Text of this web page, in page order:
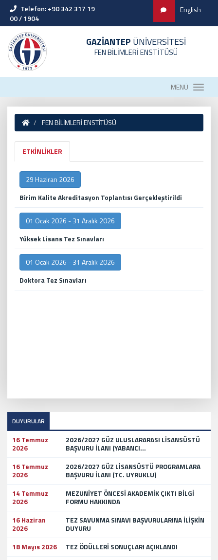
Telefon: +90 342 317 19
00 / 1904
English
GAZİANTEP ÜNİVERSİTESİ
FEN BİLİMLERİ ENSTİTÜSÜ
MENÜ
FEN BİLİMLERİ ENSTİTÜSÜ
ETKİNLİKLER
29 Haziran 2026
Birim Kalite Akreditasyon Toplantısı Gerçekleştirildi
01 Ocak 2026 - 31 Aralık 2026
Yüksek Lisans Tez Sınavları
01 Ocak 2026 - 31 Aralık 2026
Doktora Tez Sınavları
DUYURULAR
16 Temmuz
2026
2026/2027 GÜZ ULUSLARARASI LİSANSÜSTÜ
BAŞVURU İLANI (YABANCI...
16 Temmuz
2026
2026/2027 GÜZ LİSANSÜSTÜ PROGRAMLARA
BAŞVURU İLANI (TC. UYRUKLU)
14 Temmuz
2026
MEZUNİYET ÖNCESİ AKADEMİK ÇIKTI BİLGİ
FORMU HAKKINDA
16 Haziran
2026
TEZ SAVUNMA SINAVI BAŞVURULARINA İLİŞKİN
DUYURU
18 Mayıs 2026
TEZ ÖDÜLLERİ SONUÇLARI AÇIKLANDI